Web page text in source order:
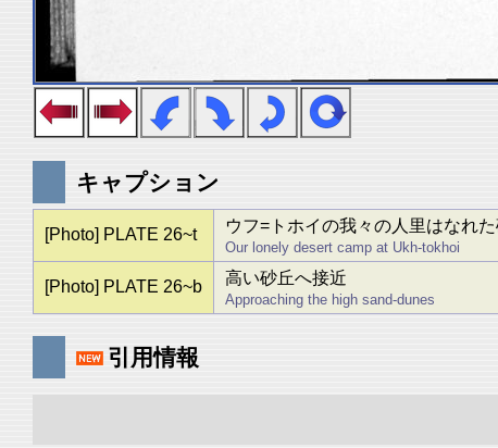
キャプション
[Photo] PLATE 26~t ウフ=トホイの我々の人里はなれ
Our lonely desert camp at Ukh-tokhoi
[Photo] PLATE 26~b 高い砂丘へ接近
Approaching the high sand-dunes
引用情報